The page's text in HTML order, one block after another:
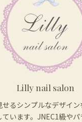
Lilly nail salon
せるシンプルなデザイ
ています。JNEC1級や